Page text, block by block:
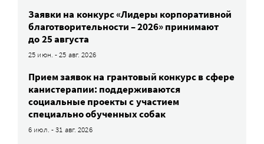
Заявки на конкурс «Лидеры корпоративной
благотворительности – 2026» принимают
до 25 августа
25 июн. - 25 авг. 2026
Прием заявок на грантовый конкурс в сфере
канистерапии: поддерживаются
социальные проекты с участием
специально обученных собак
6 июл. - 31 авг. 2026